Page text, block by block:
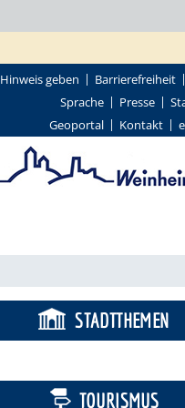
Hinweis geben Barrierefreiheit
Sprache
Presse
Geoportal
Kontakt
STADTTHEMEN
TOURISMUS